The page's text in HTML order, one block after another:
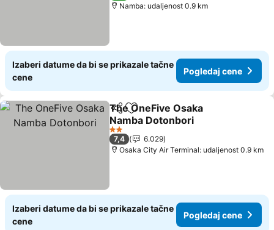
Namba: udaljenost 0.9 km
Izaberi datume da bi se prikazale tačne
cene
Pogledaj cene
Deli Dodati u favorite
The OneFive Osaka
Namba Dotonbori
Pogledaj cene
2 Zvezdice
7,4
6.029
Osaka City Air Terminal: udaljenost 0.9 km
Izaberi datume da bi se prikazale tačne
cene
Pogledaj cene